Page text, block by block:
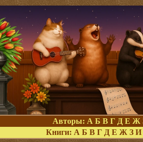
Авторы: А Б В Г Д Е Ж
Книги: А Б В Г Д Е Ж З И